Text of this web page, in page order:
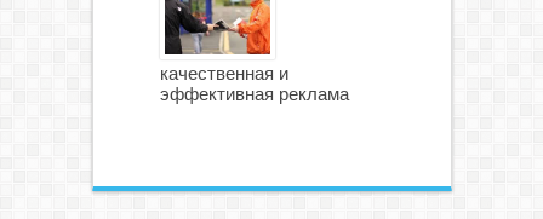
качественная и
эффективная реклама